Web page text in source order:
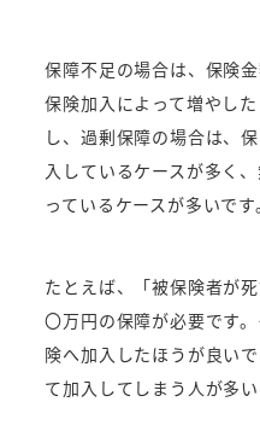
保障不足の場合は、保険
保険加入によって増やし
し、過剰保障の場合は、
入しているケースが多く
っているケースが多いです。
たとえば、「被保険者が
〇万円の保障が必要です
険へ加入したほうが良い
て加入してしまう人が多い